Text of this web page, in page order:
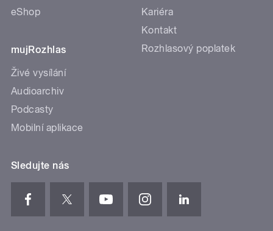
eShop
mujRozhlas
Živé vysílání
Audioarchiv
Podcasty
Mobilní aplikace
Kariéra
Kontakt
Rozhlasový poplatek
Sledujte nás